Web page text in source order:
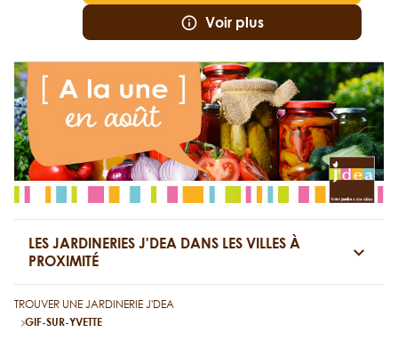
Voir plus
LES JARDINERIES J'DEA DANS LES VILLES À
PROXIMITÉ
TROUVER UNE JARDINERIE J'DEA
GIF-SUR-YVETTE